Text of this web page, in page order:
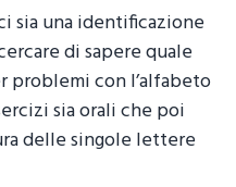
sia una identificazione
di sapere quale
problemi con l’alfabeto
sia orali che poi
delle singole lettere